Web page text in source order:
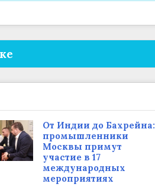
От Индии до Бахрейна:
промышленники
Москвы примут
участие в 17
международных
мероприятиях